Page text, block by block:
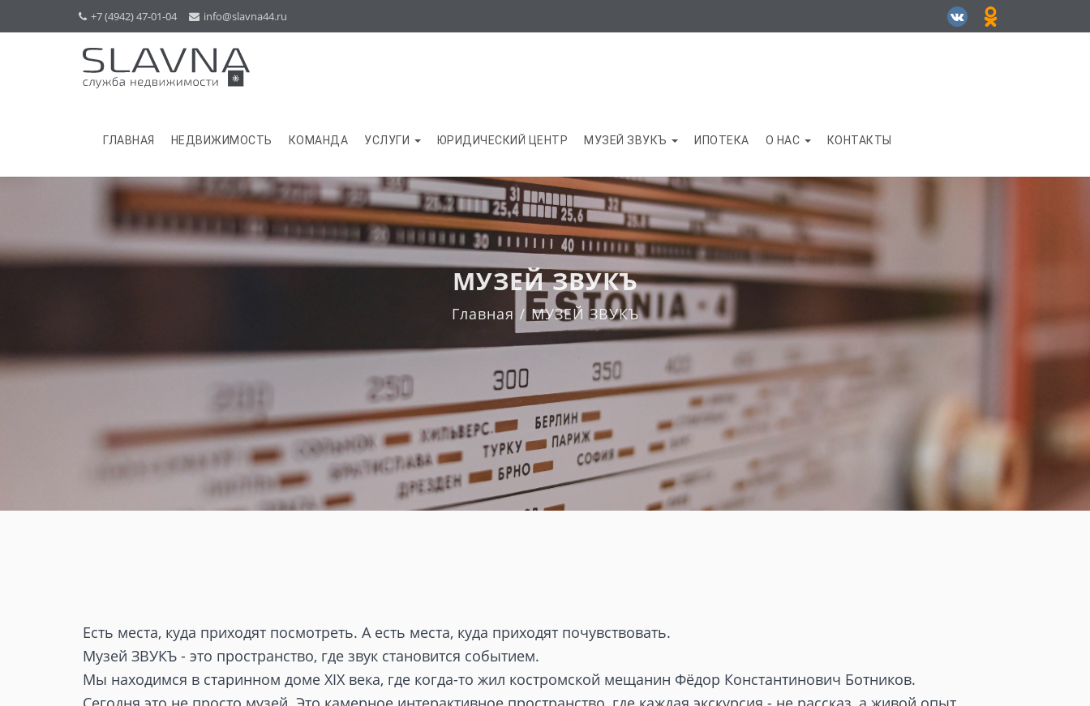
+7 (4942) 47-01-04 info@slavna44.ru
ГЛАВНАЯ НЕДВИЖИМОСТЬ КОМАНДА УСЛУГИ ЮРИДИЧЕСКИЙ ЦЕНТР МУЗЕЙ ЗВУКЪ ИПОТЕКА О НАС КОНТАКТЫ
МУЗЕЙ ЗВУКЪ
Главная МУЗЕЙ ЗВУКЪ
Есть места, куда приходят посмотреть. А есть места, куда приходят почувствовать.
Музей ЗВУКЪ - это пространство, где звук становится событием.
Мы находимся в старинном доме XIX века, где когда-то жил костромской мещанин Фёдор Константинович Ботников.